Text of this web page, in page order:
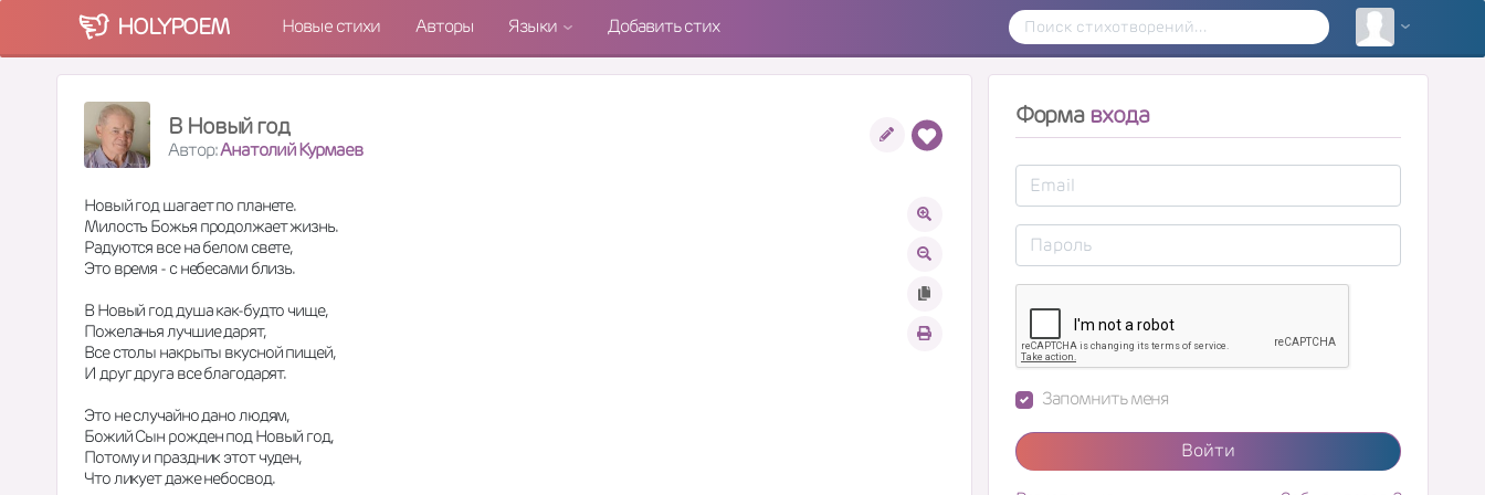
HOLYPOEM Новые стихи Авторы Языки Добавить стих
В Новый год
Автор:Анатолий Курмаев
Новый год шагает по планете.
Милость Божья продолжает жизнь.
Радуются все на белом свете,
Это время - с небесами близь.
В Новый год душа как-будто чище,
Пожеланья лучшие дарят,
Все столы накрыты вкусной пищей,
И друг друга все благодарят.
Это не случайно дано людям,
Божий Сын рожден под Новый год,
Потому и праздник этот чуден,
Что ликует даже небосвод.
Форма входа
Запомнить меня
Войти